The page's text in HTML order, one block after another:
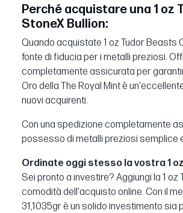
Perché acquistare una 1 oz
StoneX Bullion:
Quando acquistate 1 oz Tudor Beasts
fonte di fiducia per i metalli preziosi.
completamente assicurata per
Oro della The Royal Mint è
nuovi acquirenti.
Con una spedizione completamente
possesso di metalli preziosi semplice
Ordinate oggi stesso la vostra 1
Sei pronto a investire? Aggiungi la 1
comodità dell'acquisto online. Con il
31,1035gr è un solido investimento